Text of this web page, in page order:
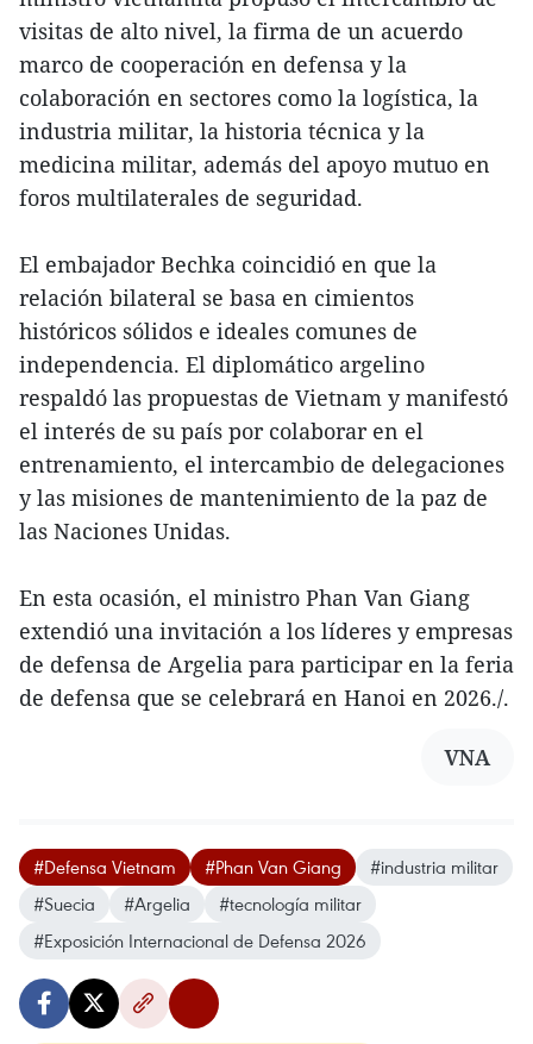
visitas de alto nivel, la firma de un acuerdo
marco de cooperación en defensa y la
colaboración en sectores como la logística, la
industria militar, la historia técnica y la
medicina militar, además del apoyo mutuo en
foros multilaterales de seguridad.
El embajador Bechka coincidió en que la
relación bilateral se basa en cimientos
históricos sólidos e ideales comunes de
independencia. El diplomático argelino
respaldó las propuestas de Vietnam y manifestó
el interés de su país por colaborar en el
entrenamiento, el intercambio de delegaciones
y las misiones de mantenimiento de la paz de
las Naciones Unidas.
En esta ocasión, el ministro Phan Van Giang
extendió una invitación a los líderes y empresas
de defensa de Argelia para participar en la feria
de defensa que se celebrará en Hanoi en 2026./.
VNA
#Defensa Vietnam #Phan Van Giang
#industria militar
#Suecia
#Argelia
#tecnología militar
#Exposición Internacional de Defensa 2026